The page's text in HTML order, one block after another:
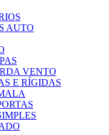
AUTO
VENTO
E RÍGIDAS